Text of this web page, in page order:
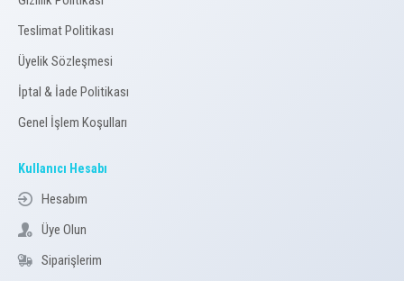
Teslimat Politikası
Üyelik Sözleşmesi
İptal & İade Politikası
Genel İşlem Koşulları
Kullanıcı Hesabı
Hesabım
Üye Olun
Siparişlerim